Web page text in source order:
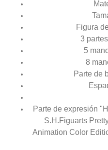
Figura
3
5
8
Parte de
Parte de expresión
S.H.Figuarts
Animation Color